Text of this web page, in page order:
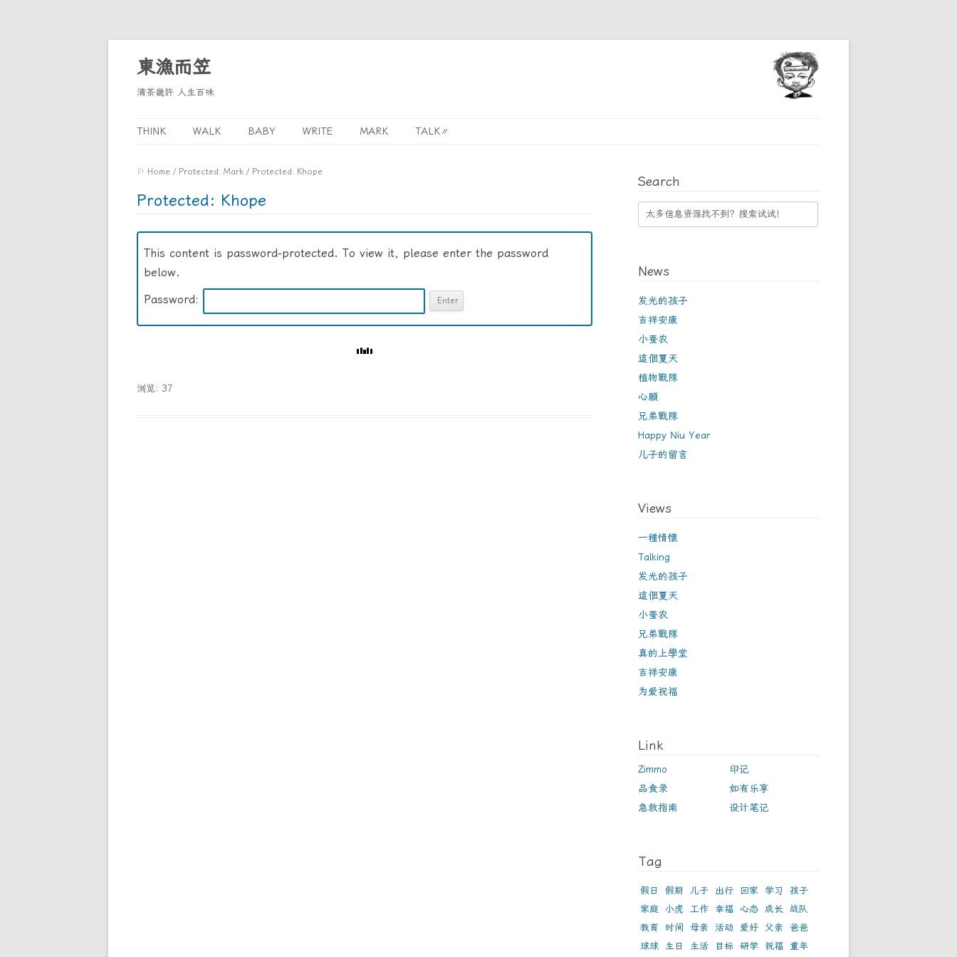
東漁而笠
清茶畿許 人生百味
THINK WALK BABY WRITE MARK TALK〃
⚐ Home / Protected: Mark / Protected: Khope
Protected: Khope
This content is password-protected. To view it, please enter the password
below.
Password:
浏览: 37
Search
News
发光的孩子
吉祥安康
小蚕农
這個夏天
植物戰隊
心願
兄弟戰隊
Happy Niu Year
儿子的留言
Views
一種情懷
Talking
发光的孩子
這個夏天
小蚕农
兄弟戰隊
真的上學堂
吉祥安康
为爱祝福
Link
Zimmo
印记
品食录
如有乐享
急救指南
设计笔记
Tag
假日 假期 儿子 出行 回家 学习
孩子
家庭
小虎 工作 幸福 心态 成长
战队
教育
时间 母亲 活动 爱好 父亲
爸爸
球球
生日 生活 目标 研学 祝福 童年